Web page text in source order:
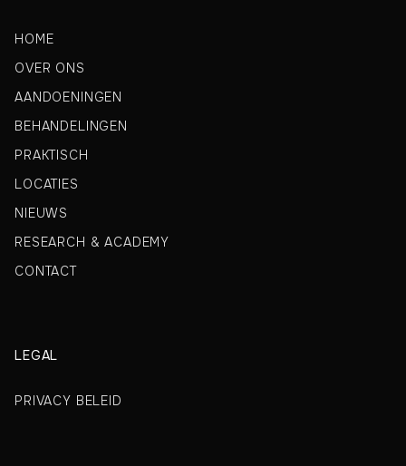
HOME
OVER ONS
AANDOENINGEN
BEHANDELINGEN
PRAKTISCH
LOCATIES
NIEUWS
RESEARCH & ACADEMY
CONTACT
LEGAL
PRIVACY BELEID